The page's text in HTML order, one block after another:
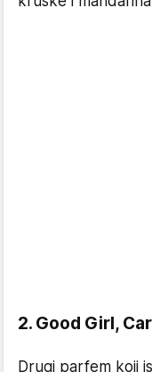
2. Good Girl,
Drugi parfem koji